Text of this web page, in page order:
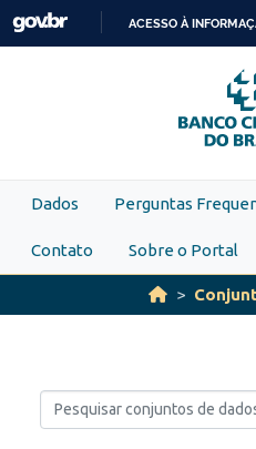
Skip to main content
O
ACESSO À
Dados Perguntas
Contato Sobre o Portal